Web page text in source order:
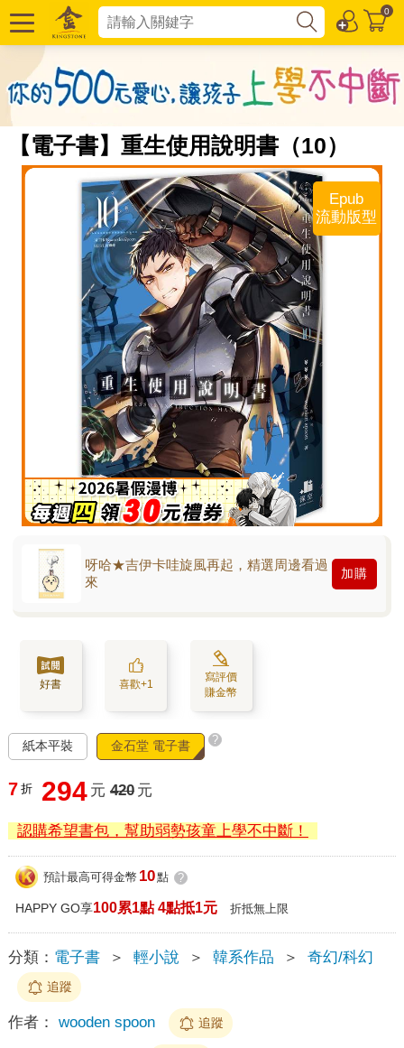
0
【電子書】重生使用說明書（10）
Epub
流動版型
呀哈★吉伊卡哇旋風再起，精選周邊看過
來
加購
好書 喜歡+1
寫評價
賺金幣
紙本平裝 金石堂 電子書 ?
7 折 294 元 420 元
認購希望書包，幫助弱勢孩童上學不中斷！
預計最高可得金幣 10點 ?
HAPPY GO享100累1點 4點抵1元 折抵無上限
分類： 電子書 ＞ 輕小說 ＞ 韓系作品 ＞ 奇幻/科幻
追蹤
作者： wooden spoon 追蹤